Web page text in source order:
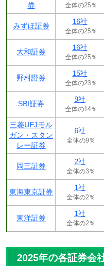
券
全体の25％
みずほ証券
16社
全体の25％
大和証券
16社
全体の25％
野村證券
15社
全体の23％
SBI証券
9社
全体の14％
三菱UFJモル
ガン・スタン
レー証券
6社
全体の9％
岡三証券
2社
全体の3％
東海東京証券
1社
全体の2％
東洋証券
1社
全体の2％
2025年の各証券会